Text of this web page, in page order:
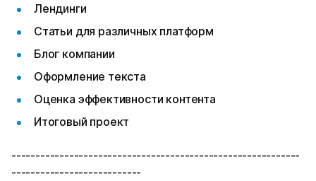
Лендинги
Статьи для различных платформ
Блог компании
Оформление текста
Оценка эффективности контента
Итоговый проект
------------------------------------------------------------
---------------------------